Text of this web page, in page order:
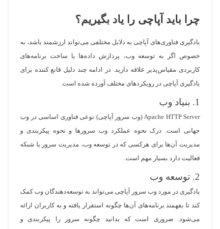
چرا باید آپاچی را یاد بگیریم؟
یادگیری فناوری‌های آپاچی به دلایل مختلفی می‌تواند ارزشمند باشد، به
خصوص اگر به توسعه وب، پردازش داده‌ها یا ساخت برنامه‌های
کاربردی مقیاس‌پذیر علاقه دارید. در ادامه چند دلیل قانع کننده برای
یادگیری آپاچی در رویکردهای مختلف آورده شده است.
1. بنیاد وب
Apache HTTP Server (وب سرور آپاچی) نوعی فناوری اساسی در وب
جهانی است. درک نحوه عملکرد وب سرورها و نحوه پیکربندی و
مدیریت آن‌ها برای هرکسی که در توسعه وب، مدیریت سرور یا شبکه
فعالیت دارد بسیار مهم است.
2. توسعه وب
یادگیری در مورد وب سرور آپاچی می‌تواند به توسعه‌دهندگان وب کمک
کند تا بفهمند برنامه‌های آن‌ها چگونه استقرار یافته و به کاربران ارائه
می‌شود. ضروری است که بدانید چگونه سرور را پیکربندی و